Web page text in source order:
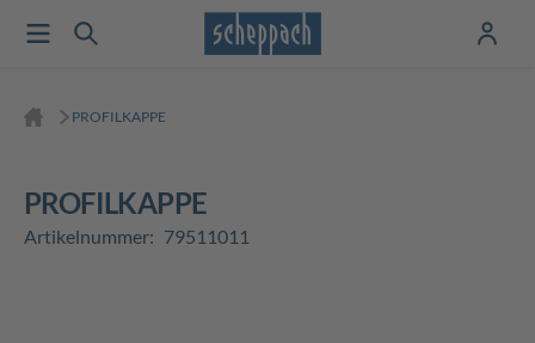
PROFILKAPPE
PROFILKAPPE
Artikelnummer: 79511011